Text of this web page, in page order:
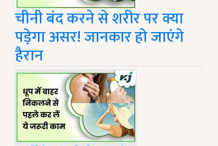
चीनी बंद करने से शरीर पर क्या
पड़ेगा असर! जानकार हो जाएंगे
हैरान